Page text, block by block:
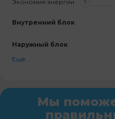
Экономия энергии ?
Внутренний блок
Наружный блок
Ещё...
Мы